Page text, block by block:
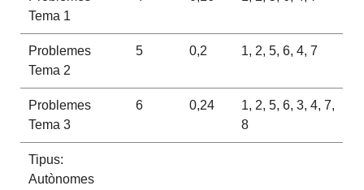
Tema 1
Problemes
Tema 2
5 0,2 1, 2, 5, 6, 4, 7
Problemes
Tema 3
6 0,24
1, 2, 5, 6, 3, 4, 7,
8
Tipus:
Autònomes